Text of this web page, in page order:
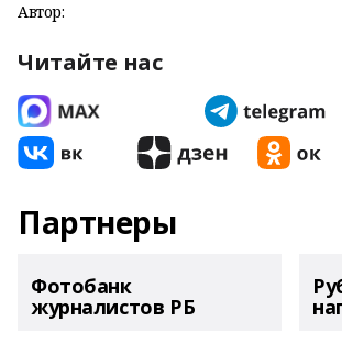
Автор:
Читайте нас
Партнеры
Фотобанк
журналистов РБ